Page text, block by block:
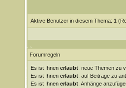
Aktive Benutzer in diesem Thema: 1
Forumregeln
Es ist Ihnen erlaubt, neue Themen zu
Es ist Ihnen erlaubt, auf Beiträge zu
Es ist Ihnen erlaubt, Anhänge